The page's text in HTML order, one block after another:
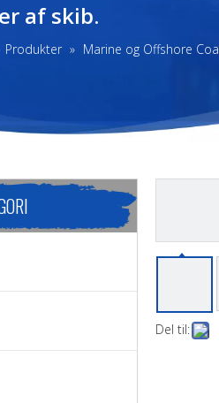
af skib.
Produkter » Marine og Offshore
Del til: